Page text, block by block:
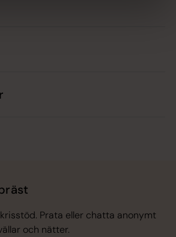
Prata eller chatta anonymt
och nätter.